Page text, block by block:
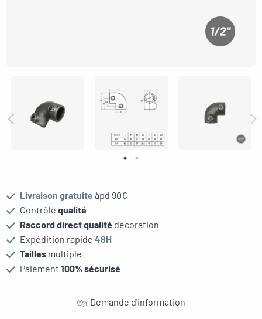
Livraison gratuite àpd 90€
Contrôle qualité
Raccord direct qualitédécoration
Expédition rapide 48H
Taillesmultiple
Paiement 100% sécurisé
Demande d'information
menu